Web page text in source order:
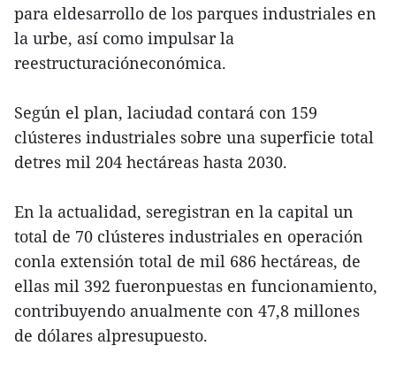
para eldesarrollo de los parques industriales en
la urbe, así como impulsar la
reestructuracióneconómica.
Según el plan, laciudad contará con 159
clústeres industriales sobre una superficie total
detres mil 204 hectáreas hasta 2030.
En la actualidad, seregistran en la capital un
total de 70 clústeres industriales en operación
conla extensión total de mil 686 hectáreas, de
ellas mil 392 fueronpuestas en funcionamiento,
contribuyendo anualmente con 47,8 millones
de dólares alpresupuesto.